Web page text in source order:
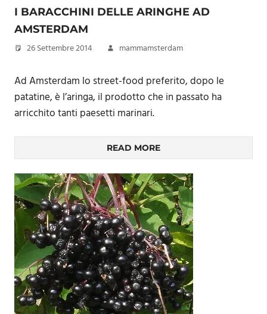
I BARACCHINI DELLE ARINGHE AD
AMSTERDAM
26 Settembre 2014 mammamsterdam
Ad Amsterdam lo street-food preferito, dopo le
patatine, è l’aringa, il prodotto che in passato ha
arricchito tanti paesetti marinari.
READ MORE